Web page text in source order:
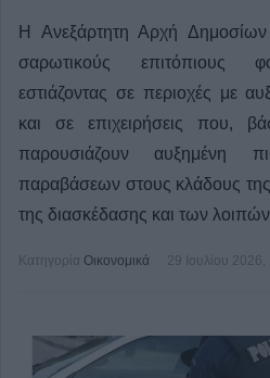
Η Ανεξάρτητη Αρχή
σαρωτικούς επιτόπιους
εστιάζοντας σε περιοχές με
και σε επιχειρήσεις που,
παρουσιάζουν αυξημένη
παραβάσεων στους κλάδους της
της διασκέδασης και των
Κατηγορία Οικονομικά 29 Ιουλίου